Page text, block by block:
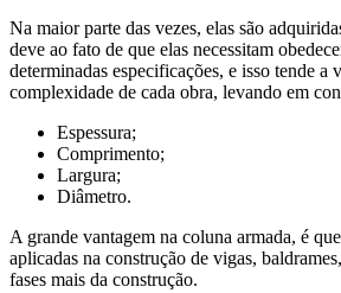
Na maior parte das vezes, elas são
deve ao fato de que elas necessitam
determinadas especificações, e isso tende a
complexidade de cada obra, levando em
Espessura;
Comprimento;
Largura;
Diâmetro.
A grande vantagem na coluna armada, é
aplicadas na construção de vigas,
fases mais da construção.